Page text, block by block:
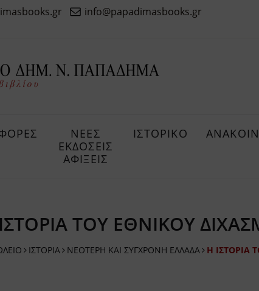
info@papadimasbooks.gr
ΝΕΕΣ
ΕΚΔΟΣΕΙΣ
ΑΦΙΞΕΙΣ
ΙΣΤΟΡΙΚΟ
ΤΟΥ ΕΘΝΙΚΟΥ
ΙΣΤΟΡΙΑ ΝΕΟΤΕΡΗ ΚΑΙ ΣΥΓΧΡΟΝΗ ΕΛΛΑΔΑ Η ΙΣΤΟΡΙΑ